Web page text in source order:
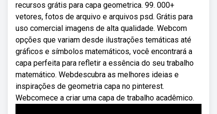
recursos grátis para capa geometrica. 99. 000+
vetores, fotos de arquivo e arquivos psd. Grátis para
uso comercial imagens de alta qualidade. Webcom
opções que variam desde ilustrações temáticas até
gráficos e símbolos matemáticos, você encontrará a
capa perfeita para refletir a essência do seu trabalho
matemático. Webdescubra as melhores ideias e
inspirações de geometria capa no pinterest.
Webcomece a criar uma capa de trabalho acadêmico.